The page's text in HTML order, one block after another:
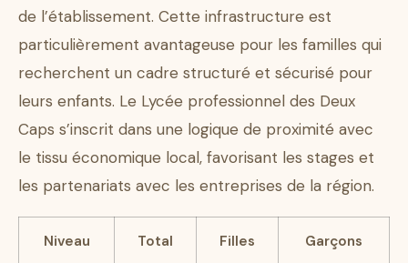
de l’établissement. Cette infrastructure est
particulièrement avantageuse pour les familles qui
recherchent un cadre structuré et sécurisé pour
leurs enfants. Le Lycée professionnel des Deux
Caps s’inscrit dans une logique de proximité avec
le tissu économique local, favorisant les stages et
les partenariats avec les entreprises de la région.
Niveau Total Filles Garçons